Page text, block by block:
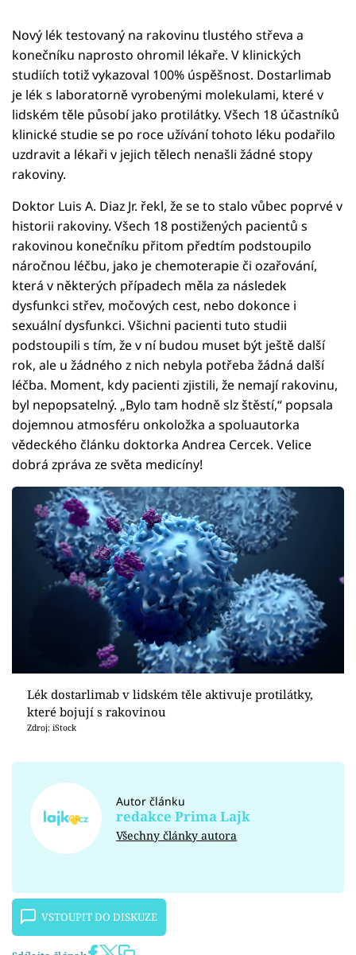
Nový lék testovaný na rakovinu tlustého střeva a
konečníku naprosto ohromil lékaře. V klinických
studiích totiž vykazoval 100% úspěšnost. Dostarlimab
je lék s laboratorně vyrobenými molekulami, které v
lidském těle působí jako protilátky. Všech 18 účastníků
klinické studie se po roce užívání tohoto léku podařilo
uzdravit a lékaři v jejich tělech nenašli žádné stopy
rakoviny.
Doktor Luis A. Diaz Jr. řekl, že se to stalo vůbec poprvé v
historii rakoviny. Všech 18 postižených pacientů s
rakovinou konečníku přitom předtím podstoupilo
náročnou léčbu, jako je chemoterapie či ozařování,
která v některých případech měla za následek
dysfunkci střev, močových cest, nebo dokonce i
sexuální dysfunkci. Všichni pacienti tuto studii
podstoupili s tím, že v ní budou muset být ještě další
rok, ale u žádného z nich nebyla potřeba žádná další
léčba. Moment, kdy pacienti zjistili, že nemají rakovinu,
byl nepopsatelný. „Bylo tam hodně slz štěstí,“ popsala
dojemnou atmosféru onkoložka a spoluautorka
vědeckého článku doktorka Andrea Cercek. Velice
dobrá zpráva ze světa medicíny!
Lék dostarlimab v lidském těle aktivuje protilátky,
které bojují s rakovinou
Zdroj: iStock
Autor článku
redakce Prima Lajk
Všechny články autora
VSTOUPIT DO DISKUZE